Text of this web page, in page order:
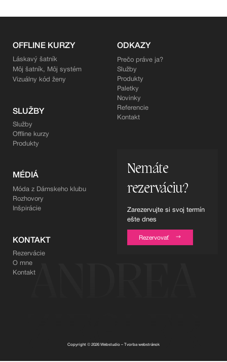
OFFLINE KURZY
Láskavý šatník
Môj šatník, Môj systém
Vizuálny kód ženy
SLUŽBY
Služby
Offline kurzy
Produkty
ODKAZY
Prečo práve ja?
Služby
Produkty
Paletky
Novinky
Referencie
Kontakt
MÉDIÁ
Móda z Dámskeho klubu
Rozhovory
Inšpirácie
KONTAKT
Rezervácie
O mne
Kontakt
Nemáte
rezerváciu?
Zarezervujte si svoj termín
ešte dnes
Rezervovať
ANDREA
ZIEGLER
Copyright © 2026 Webstudio – Tvorba webstránok